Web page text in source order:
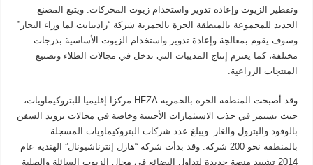
وتقطير الزيوت وإعادة تدوير واستخدام زيوت المحركات. ويتبع المصنع
الجديد للمجموعة بالمنطقة الحرة بالحمرية شركة “رادييانت لما وراء البحار”
وسوف يقوم بمعالجة وإعادة تدوير واستخدام الزيوت الأساسية بدرجات
مختلفة، كما يعتزم إنتاج المذيبات التي تدخل في مجالات الطلاء وتصنيع
المنتجات الزراعية.
وقد أصبحت المنطقة الحرة بالحمرية HFZA مركزا إقليميا للبتروكيماويات،
حيث تستمر في جذب الاستثمارات الأجنبية وخاصة في مجالات تزويد السفن
بالوقود والبترول والغاز. ويبلغ عدد شركات البتروكيماويات المسجلة
بالمنطقة نحو 200 شركة. وقد بدأت شركة “هازل إنترناشيونال” الهندية عام
2014 تشييد منصة جديدة لتداول البضائع في مجال الزيوت السائلة والصلبة